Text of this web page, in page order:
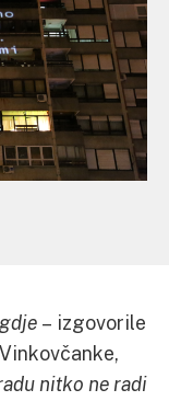
– izgovorile
nitko ne radi